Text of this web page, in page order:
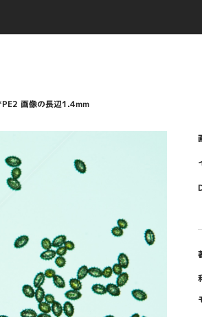
画像の長辺1.4mm